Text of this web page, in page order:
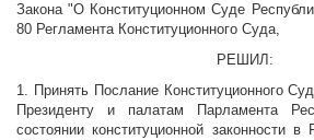
Закона "О Конституционном Суде
80 Регламента Конституционного Суда,
РЕШИЛ:
1. Принять Послание Конституционного
Президенту и палатам Парламента
состоянии конституционной законности